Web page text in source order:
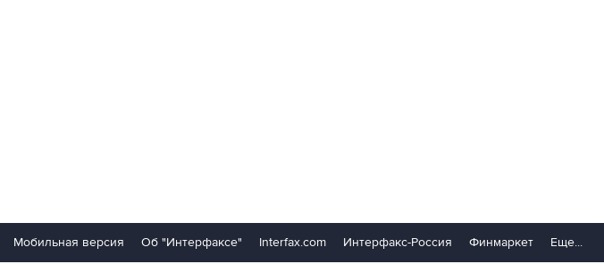
Мобильная версия Об "Интерфаксе" Interfax.com Интерфакс-Россия Финмаркет Еще...